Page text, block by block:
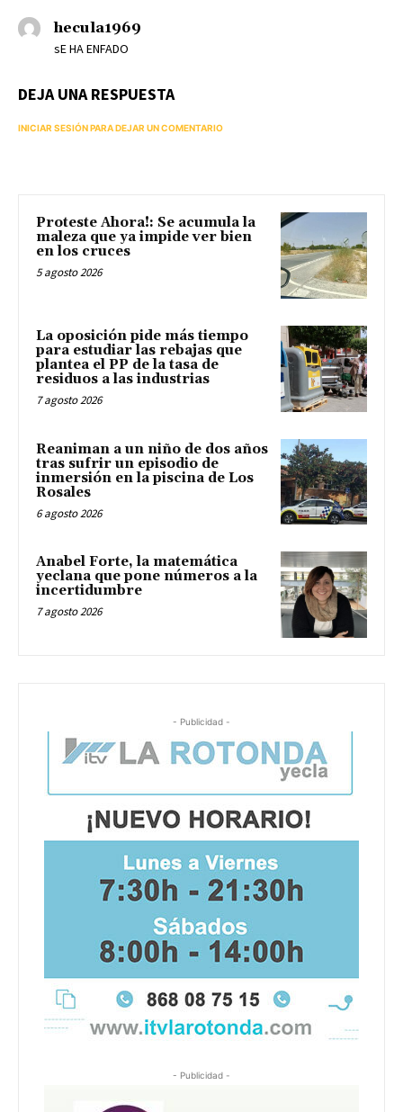
hecula1969
sE HA ENFADO
DEJA UNA RESPUESTA
INICIAR SESIÓN PARA DEJAR UN COMENTARIO
Proteste Ahora!: Se acumula la
maleza que ya impide ver bien
en los cruces
5 agosto 2026
La oposición pide más tiempo
para estudiar las rebajas que
plantea el PP de la tasa de
residuos a las industrias
7 agosto 2026
Reaniman a un niño de dos años
tras sufrir un episodio de
inmersión en la piscina de Los
Rosales
6 agosto 2026
Anabel Forte, la matemática
yeclana que pone números a la
incertidumbre
7 agosto 2026
- Publicidad -
- Publicidad -